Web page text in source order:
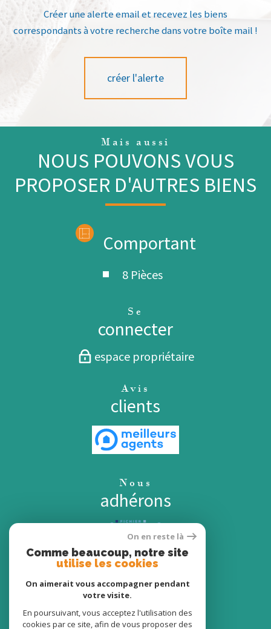
Créer une alerte email et recevez les biens
correspondants à votre recherche dans votre boîte mail !
créer l'alerte
Mais aussi
NOUS POUVONS VOUS
PROPOSER D'AUTRES BIENS
Comportant
8 Pièces
Se
connecter
espace propriétaire
Avis
clients
Nous
adhérons
On en reste là
Comme beaucoup, notre site
utilise les cookies
On aimerait vous accompagner pendant
votre visite.
En poursuivant, vous acceptez l'utilisation des
cookies par ce site, afin de vous proposer des